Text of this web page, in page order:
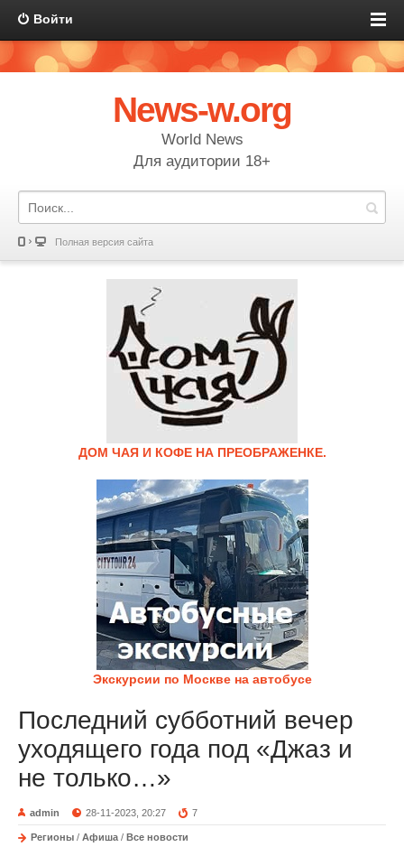
Войти
News-w.org
World News
Для аудитории 18+
Полная версия сайта
ДОМ ЧАЯ И КОФЕ НА ПРЕОБРАЖЕНКЕ.
Экскурсии по Москве на автобусе
Последний субботний вечер
уходящего года под «Джаз и
не только…»
admin 28-11-2023, 20:27 7
Регионы / Афиша / Все новости